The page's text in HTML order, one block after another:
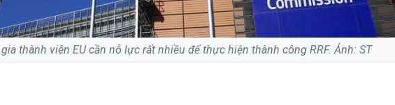
thành viên EU cần nỗ lực rất nhiều để thực hiện thành công RRF. Ảnh: ST